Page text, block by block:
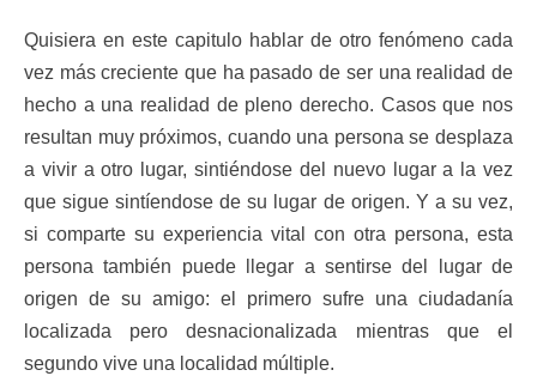
Quisiera en este capitulo hablar de otro fenómeno cada
vez más creciente que ha pasado de ser una realidad de
hecho a una realidad de pleno derecho. Casos que nos
resultan muy próximos, cuando una persona se desplaza
a vivir a otro lugar, sintiéndose del nuevo lugar a la vez
que sigue sintíendose de su lugar de origen. Y a su vez,
si comparte su experiencia vital con otra persona, esta
persona también puede llegar a sentirse del lugar de
origen de su amigo: el primero sufre una ciudadanía
localizada pero desnacionalizada mientras que el
segundo vive una localidad múltiple.